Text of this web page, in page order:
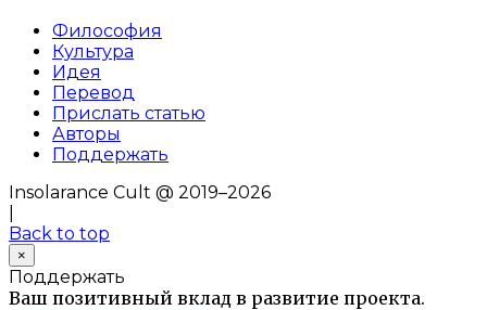
Философия
Культура
Идея
Перевод
Прислать статью
Авторы
Поддержать
Insolarance Cult @ 2019–2026
Back to top
×
Поддержать
Ваш позитивный вклад в развитие проекта.